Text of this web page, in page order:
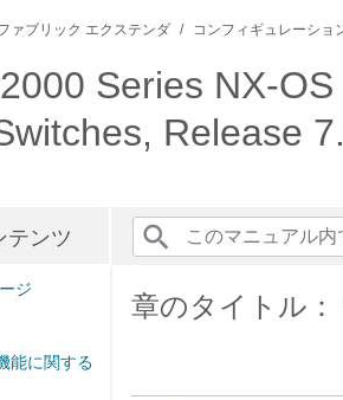
ァブリック エクステンダ コンフィギュレーショ
Series NX-
Release
テンツ
ジ
能に関する
章のタイトル